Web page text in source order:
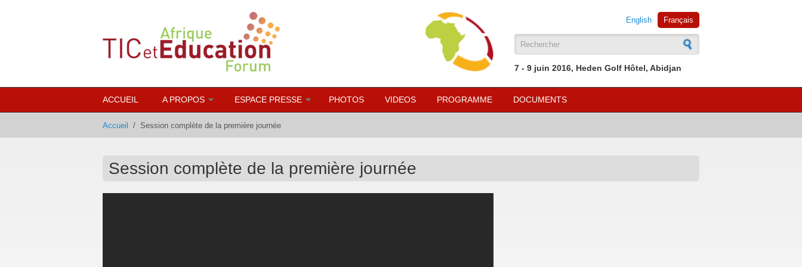
Français
English
Formulaire de recherche
7 - 9 juin 2016, Heden Golf Hôtel, Abidjan
ACCUEIL A PROPOS ESPACE PRESSE PHOTOS VIDEOS PROGRAMME DOCUMENTS
Accueil / Session complète de la première journée
Session complète de la première journée